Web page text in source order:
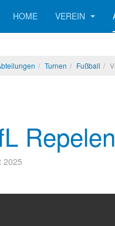
HOME VEREIN
Turnen Fußball
2025